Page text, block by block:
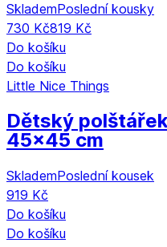
SklademPoslední kousky
730 Kč819 Kč
Do košíku
Do košíku
Little Nice Things
Dětský
45x45 cm
SklademPoslední kousek
919 Kč
Do košíku
Do košíku